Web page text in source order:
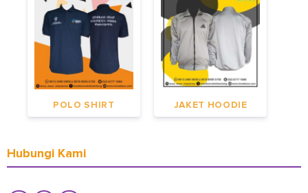
POLO SHIRT JAKET HOODIE
Hubungi Kami